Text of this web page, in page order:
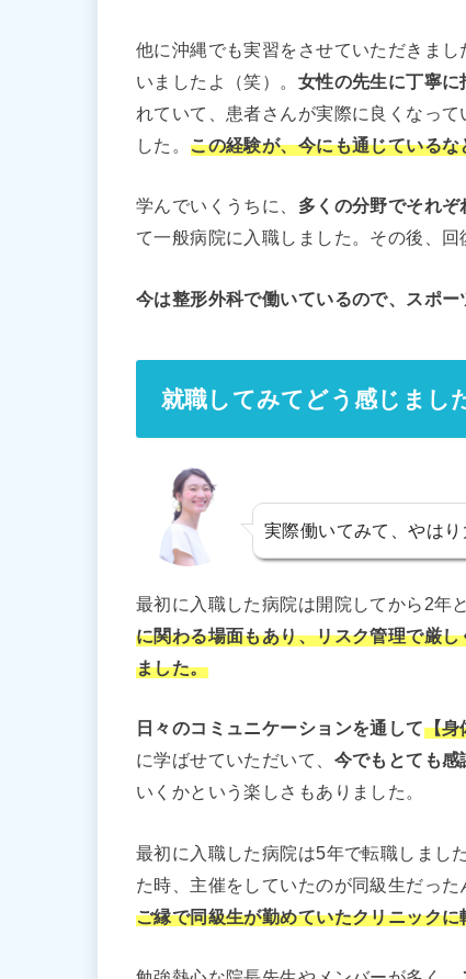
他に沖縄でも実習をさせていただきま
いましたよ（笑）。 女性の先生に丁寧
れていて、患者さんが実際に良くなっ
した。 この経験が、今にも通じている
学んでいくうちに、 多くの分野でそれ
て一般病院に入職しました。その後、回
今は整形外科で働いているので、スポ
就職してみてどう感じまし
実際働いてみて、やはり
最初に入職した病院は開院してから2年
に関わる場面もあり、リスク管理で厳
ました。
日々のコミュニケーションを通して【身
に学ばせていただいて、 今でもとても感
いくかという楽しさもありました。
最初に入職した病院は5年で転職しまし
た時、主催をしていたのが同級生だっ
ご縁で同級生が勤めていたクリニック